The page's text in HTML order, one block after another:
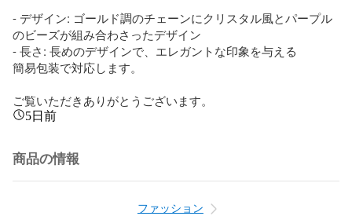
- デザイン: ゴールド調のチェーンにクリスタル風とパープル
のビーズが組み合わさったデザイン
- 長さ: 長めのデザインで、エレガントな印象を与える
簡易包装で対応します。
ご覧いただきありがとうございます。
5日前
商品の情報
ファッション